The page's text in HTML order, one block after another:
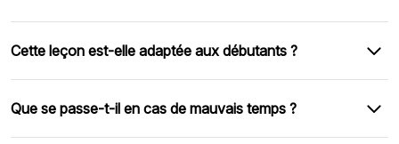
Cette leçon est-elle adaptée aux débutants ?
Que se passe-t-il en cas de mauvais temps ?